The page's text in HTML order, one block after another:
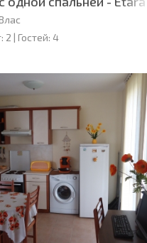
| Гостей: 4